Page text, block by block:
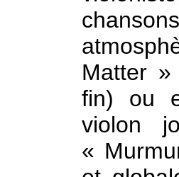
Matter
fin) ou
violon
«